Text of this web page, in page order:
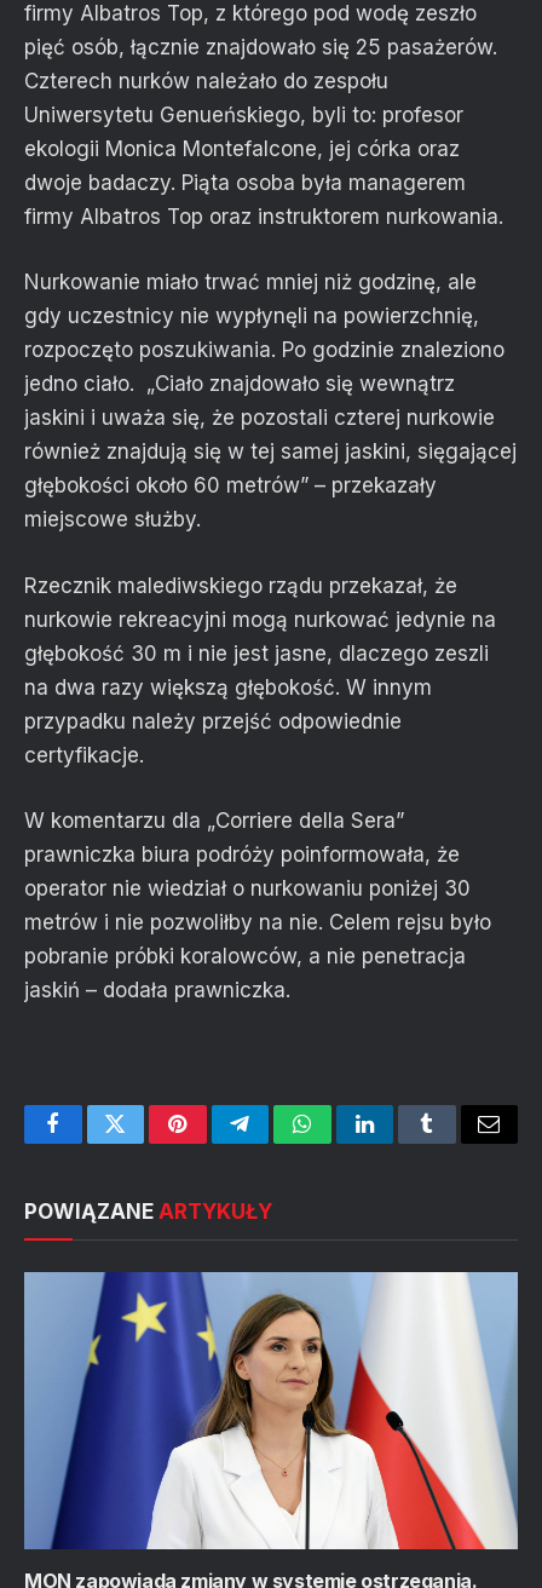
firmy Albatros Top, z którego pod wodę zeszło
pięć osób, łącznie znajdowało się 25 pasażerów.
Czterech nurków należało do zespołu
Uniwersytetu Genueńskiego, byli to: profesor
ekologii Monica Montefalcone, jej córka oraz
dwoje badaczy. Piąta osoba była managerem
firmy Albatros Top oraz instruktorem nurkowania.
Nurkowanie miało trwać mniej niż godzinę, ale
gdy uczestnicy nie wypłynęli na powierzchnię,
rozpoczęto poszukiwania. Po godzinie znaleziono
jedno ciało. „Ciało znajdowało się wewnątrz
jaskini i uważa się, że pozostali czterej nurkowie
również znajdują się w tej samej jaskini, sięgającej
głębokości około 60 metrów” – przekazały
miejscowe służby.
Rzecznik malediwskiego rządu przekazał, że
nurkowie rekreacyjni mogą nurkować jedynie na
głębokość 30 m i nie jest jasne, dlaczego zeszli
na dwa razy większą głębokość. W innym
przypadku należy przejść odpowiednie
certyfikacje.
W komentarzu dla „Corriere della Sera”
prawniczka biura podróży poinformowała, że
operator nie wiedział o nurkowaniu poniżej 30
metrów i nie pozwoliłby na nie. Celem rejsu było
pobranie próbki koralowców, a nie penetracja
jaskiń – dodała prawniczka.
FacebookTwitterPinterestTelegramWhatsAppLinkedInTumblrEmail
POWIĄZANE ARTYKUŁY
MON zapowiada zmiany w systemie ostrzegania.